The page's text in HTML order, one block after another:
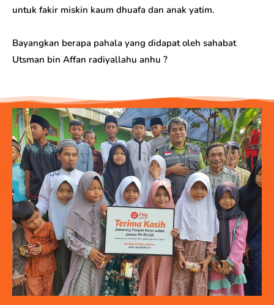
untuk fakir miskin kaum dhuafa dan anak yatim.
Bayangkan berapa pahala yang didapat oleh sahabat
Utsman bin Affan radiyallahu anhu ?